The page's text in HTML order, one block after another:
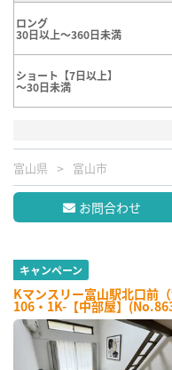
ロング
30日以上～360日未満
ショート【7日以上】
～30日未満
富山県 富山市
お問合わせ
キャンペーン
Kマンスリー富山駅北口前
106・1K-【中部屋】